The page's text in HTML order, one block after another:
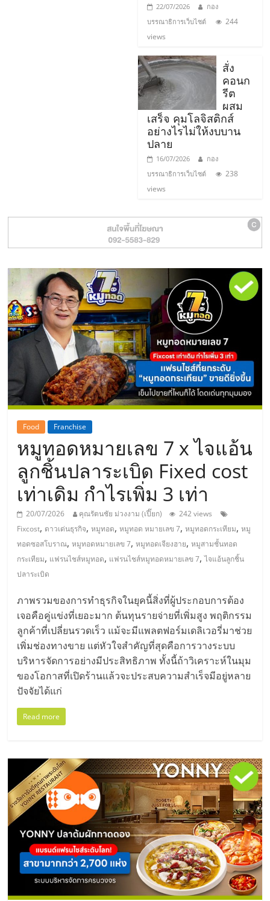
22/07/2026
กอง
บรรณาธิการเว็บไซต์
244
views
สั่ง
คอนก
รีต
ผสม
เสร็จ คุมโลจิสติกส์
อย่างไรไม่ให้งบบาน
ปลาย
16/07/2026
กอง
บรรณาธิการเว็บไซต์
238
views
Food Franchise
หมูทอดหมายเลข 7 x ไจแอ้น
ลูกชิ้นปลาระเบิด Fixed cost
เท่าเดิม กำไรเพิ่ม 3 เท่า
20/07/2026 คุณรัตนชัย ม่วงงาม (เปี๊ยก)
242 views
Fixcost, ดาวเด่นธุรกิจ,หมูทอด,หมูทอด หมายเลข 7,หมูทอดกระเทียม,หมู
ทอดซอสโบราณ,หมูทอดหมายเลข 7,หมูทอดเจียงฮาย,หมูสามชั้นทอด
กระเทียม, แฟรนไชส์หมูทอด, แฟรนไชส์หมูทอดหมายเลข 7,ไจแอ้นลูกชิ้น
ปลาระเบิด
ภาพรวมของการทำธุรกิจในยุคนี้สิ่งที่ผู้ประกอบการต้อง
เจอคือคู่แข่งที่เยอะมาก ต้นทุนรายจ่ายที่เพิ่มสูง พฤติกรรม
ลูกค้าที่เปลี่ยนรวดเร็ว แม้จะมีแพลตฟอร์มเดลิเวอรี่มาช่วย
เพิ่มช่องทางขาย แต่หัวใจสำคัญที่สุดคือการวางระบบ
บริหารจัดการอย่างมีประสิทธิภาพ ทั้งนี้ถ้าวิเคราะห์ในมุม
ของโอกาสที่เปิดร้านแล้วจะประสบความสำเร็จมีอยู่หลาย
ปัจจัยได้แก่
Read more